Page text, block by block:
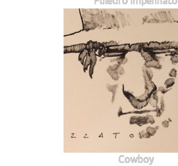
Cowboy